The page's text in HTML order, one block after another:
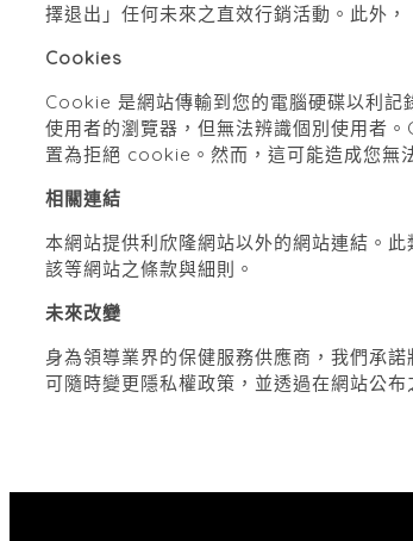
擇退出」任何未來之直效行銷活動。此外
Cookies
Cookie 是網站傳輸到您的電腦硬碟以利
使用者的瀏覽器，但無法辨識個別使用者。
置為拒絕 cookie 。然而，這可能造成您無
相關連結
本網站提供利欣隆網站以外的網站連結。
該等網站之條款與細則。
未來改變
身為領導業界的保健服務供應商，我們承
可隨時變更隱私權政策，並透過在網站公